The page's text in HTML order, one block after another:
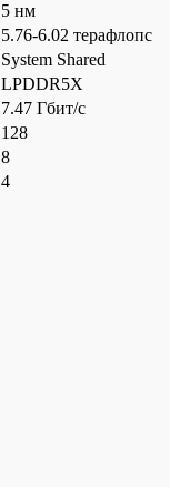
5 нм
5.76-6.02 терафлопс
System Shared
LPDDR5X
7.47 Гбит/с
128
8
4